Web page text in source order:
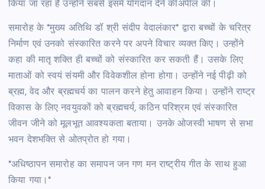
किया जा रहा है उन्होंने सबसे इसमें योगदान देने कीअपील की।
समारोह के *मुख्य अतिथि डॉ श्री संदीप वेदालंकार* द्वारा बच्चों के चरित्र
निर्माण एवं उनको संस्कारित करने पर अपने विचार व्यक्त किए। उन्होंने
कहा की मातृ शक्ति ही बच्चों को संस्कारित कर सकती हैं। उसके लिए
माताओं को स्वयं संयमी और विवेकशील होना होगा। उन्होंने नई पीढ़ी को
ब्रह्म, वेद और ब्रह्मचर्य का पालन करने हेतु आवाहन किया। उन्होंने राष्ट्र
विकास के लिए नवयुवकों को ब्रह्मचर्य, कठिन परिश्रम एवं संस्कारित
जीवन जीने को मूलभूत आवश्यकता बताया। उनके ओजस्वी भाषण से सभा
भवन देशभक्ति से ओतप्रोत हो गया।
*अधिष्ठापन समारोह का समापन जन गण मन राष्ट्रीय गीत के साथ हुआ
किया गया।*